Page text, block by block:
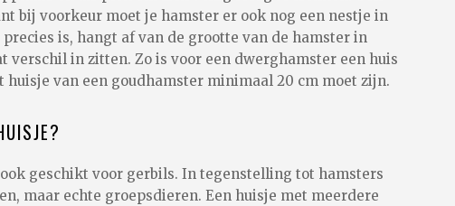
bij voorkeur moet je hamster er ook nog een nestje in
is, hangt af van de grootte van de hamster in
verschil in zitten. Zo is voor een dwerghamster een huis
van een goudhamster minimaal 20 cm moet zijn.
geschikt voor gerbils. In tegenstelling tot hamsters
maar echte groepsdieren. Een huisje met meerdere